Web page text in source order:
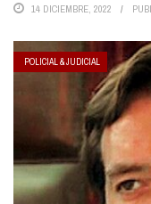
14 DICIEMBRE, 2022
POLICIAL & JUDICIAL